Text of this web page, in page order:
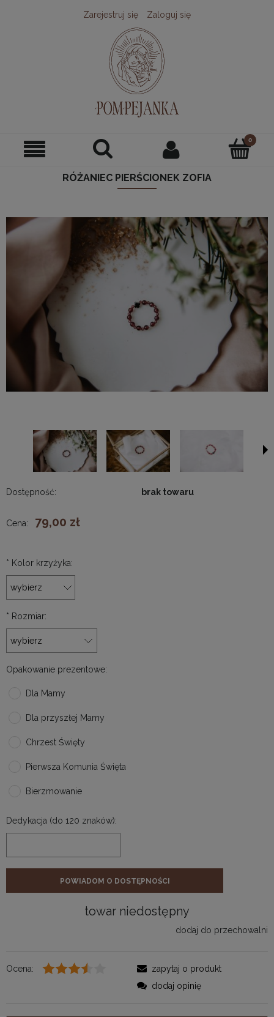
Zarejestruj się Zaloguj się
RÓŻANIEC PIERŚCIONEK ZOFIA
Dostępność: brak towaru
Cena: 79,00 zł
* Kolor krzyżyka:
* Rozmiar:
Opakowanie prezentowe:
Dla Mamy
Dla przyszłej Mamy
Chrzest Święty
Pierwsza Komunia Święta
Bierzmowanie
Dedykacja (do 120 znaków):
POWIADOM O DOSTĘPNOŚCI
towar niedostępny
dodaj do przechowalni
Ocena:
zapytaj o produkt
dodaj opinię